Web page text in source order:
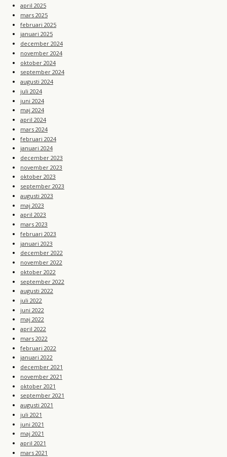
april 2025
mars 2025
februari 2025
januari 2025
december 2024
november 2024
oktober 2024
september 2024
augusti 2024
juli 2024
juni 2024
maj 2024
april 2024
mars 2024
februari 2024
januari 2024
december 2023
november 2023
oktober 2023
september 2023
augusti 2023
maj 2023
april 2023
mars 2023
februari 2023
januari 2023
december 2022
november 2022
oktober 2022
september 2022
augusti 2022
juli 2022
juni 2022
maj 2022
april 2022
mars 2022
februari 2022
januari 2022
december 2021
november 2021
oktober 2021
september 2021
augusti 2021
juli 2021
juni 2021
maj 2021
april 2021
mars 2021